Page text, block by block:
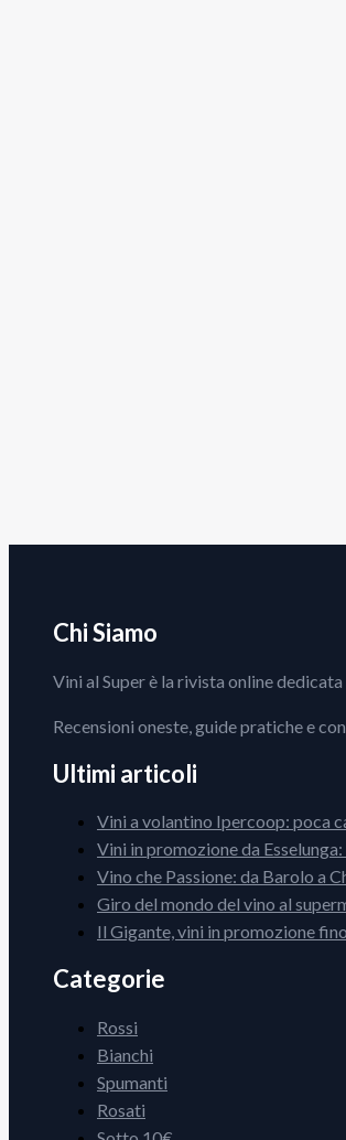
Chi Siamo
Vini al Super è la rivista online
Recensioni oneste, guide pratiche e
Ultimi articoli
Vini a volantino Ipercoop: poca
Vini in promozione da
Vino che Passione: da Barolo a
Giro del mondo del vino al
Il Gigante, vini in promozione
Categorie
Rossi
Bianchi
Spumanti
Rosati